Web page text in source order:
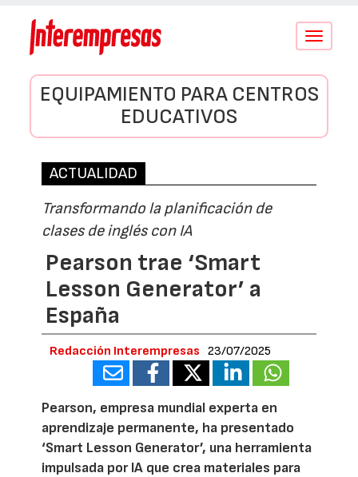
Conmutar
EQUIPAMIENTO PARA CENTROS
EDUCATIVOS
ACTUALIDAD
Transformando la planificación de
clases de inglés con IA
Pearson trae ‘Smart
Lesson Generator’ a
España
Redacción Interempresas 23/07/2025
Pearson, empresa mundial experta en
aprendizaje permanente, ha presentado
‘Smart Lesson Generator’, una herramienta
impulsada por IA que crea materiales para